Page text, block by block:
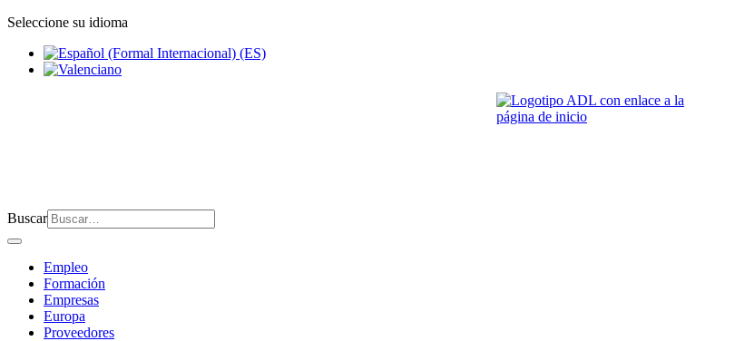
Seleccione su idioma
Buscar
Empleo
Formación
Empresas
Europa
Proveedores